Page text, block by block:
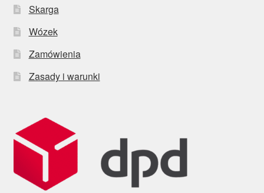
Skarga
Wózek
Zamówienia
Zasady i warunki